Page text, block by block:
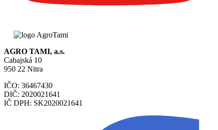
AGRO TAMI, a.s.
Cabajská 10
950 22 Nitra
IČO: 36467430
DIČ: 2020021641
IČ DPH: SK2020021641